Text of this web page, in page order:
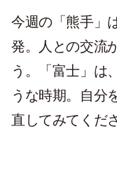
今週の「熊手」
発。人との交流
う。「富士」は
うな時期。自分
直してみてくだ